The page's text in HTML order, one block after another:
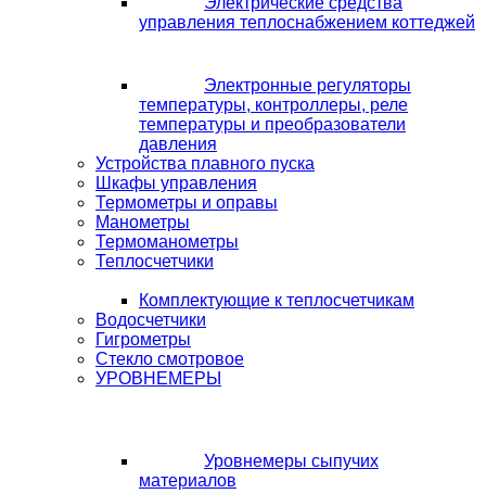
управления теплоснабжением коттеджей
Электронные регуляторы
температуры, контроллеры, реле
температуры и преобразователи
давления
Устройства плавного пуска
Шкафы управления
Термометры и оправы
Манометры
Термоманометры
Теплосчетчики
Комплектующие к теплосчетчикам
Водосчетчики
Гигрометры
Стекло смотровое
УРОВНЕМЕРЫ
Уровнемеры сыпучих
материалов